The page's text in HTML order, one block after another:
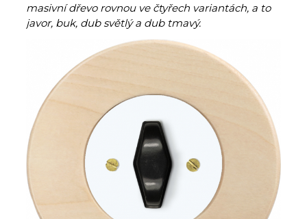
masivní dřevo rovnou ve čtyřech variantách, a to
javor, buk, dub světlý a dub tmavý.